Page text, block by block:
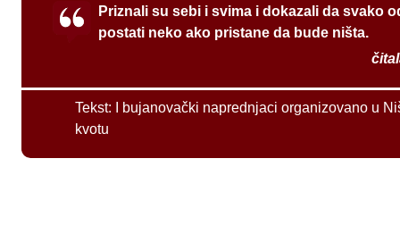
Priznali su sebi i svima i dokazali da svako
postati neko ako pristane da bude ništa.
Tekst:
I bujanovački naprednjaci organizovano u
kvotu